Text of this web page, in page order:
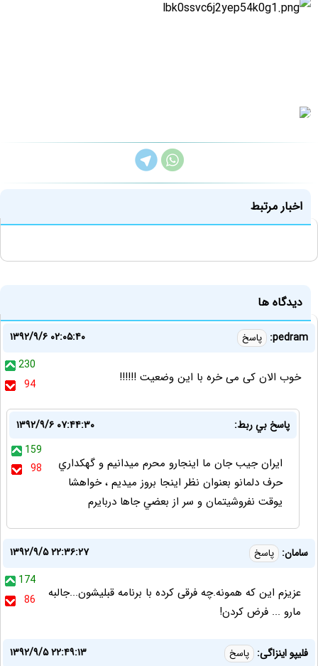
اخبار مرتبط
دیدگاه ها
pedram: پاسخ
۱۳۹۲/۹/۶ ۰۲:۰۵:۴۰
230
94
خوب الان کی می خره با این وضعیت !!!!!!
پاسخ بي ربط:
۱۳۹۲/۹/۶ ۰۷:۴۴:۳۰
159
98
ايران جيب جان ما اينجارو محرم ميدانيم و گهكداري
حرف دلمانو بعنوان نظر اينجا بروز ميديم ، خواهشا
يوقت نفروشيتمان و سر از بعضي جاها دربايرم
سامان: پاسخ
۱۳۹۲/۹/۵ ۲۲:۳۶:۲۷
174
86
عزیزم این که همونه.چه فرقی کرده با برنامه قبلیشون...جالبه
مارو ... فرض کردن!‏
فلیپو اینزاگی: پاسخ
۱۳۹۲/۹/۵ ۲۲:۴۹:۱۳